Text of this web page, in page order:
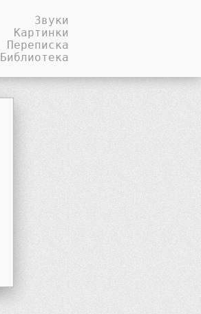
Звуки
Картинки
Переписка
Библиотека